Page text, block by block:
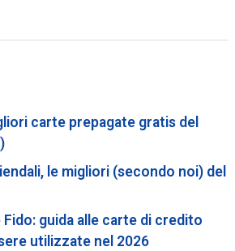
carte prepagate gratis del
le migliori (secondo noi) del
Fido: guida alle carte di credito
utilizzate nel 2026